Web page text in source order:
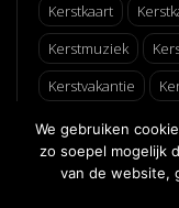
Kerstkaart
Kerstmuziek
Kerstvakantie
Recept
We gebruiken
zo soepel mogelijk
van de website,